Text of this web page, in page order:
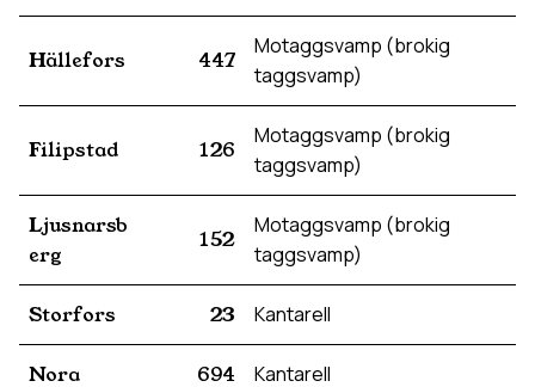
Hällefors 447
Motaggsvamp (brokig
taggsvamp)
Filipstad 126
Motaggsvamp (brokig
taggsvamp)
Ljusnarsb
erg
152
Motaggsvamp (brokig
taggsvamp)
Storfors 23 Kantarell
Nora 694 Kantarell